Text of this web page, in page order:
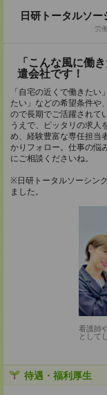
日研トータルソ
労
「こんな風に働
遣会社です！
「自宅の近くで働きた
たい」などの希望条件や
ので長期でご活躍されて
うえで、ピッタリの求人
め、経験豊富な専任担当
かりフォロー。仕事の悩
にご相談くださいね。
※日研トータルソーシン
ました。
看護師
として
待遇・福利厚生